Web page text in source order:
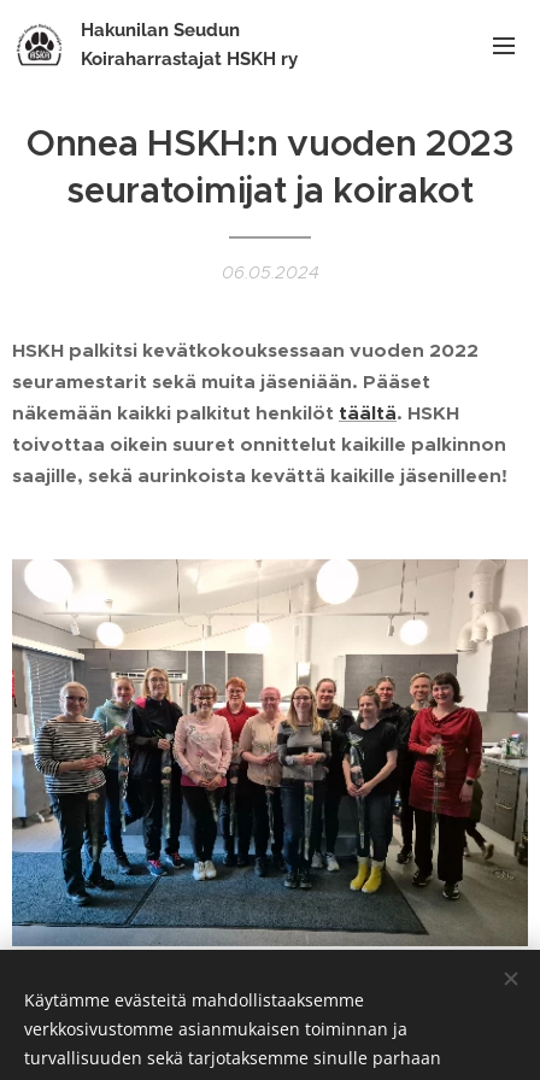
Hakunilan Seudun
Koiraharrastajat HSKH ry
Onnea HSKH:n vuoden 2023
seuratoimijat ja koirakot
06.05.2024
HSKH palkitsi kevätkokouksessaan vuoden 2022
seuramestarit sekä muita jäseniään. Pääset
näkemään kaikki palkitut henkilöt täältä. HSKH
toivottaa oikein suuret onnittelut kaikille palkinnon
saajille, sekä aurinkoista kevättä kaikille jäsenilleen!
Share
Käytämme evästeitä mahdollistaaksemme
verkkosivustomme asianmukaisen toiminnan ja
turvallisuuden sekä tarjotaksemme sinulle parhaan